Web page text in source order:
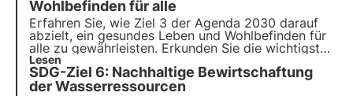
die Rolle der Wirtschaft und innovative Projekte in
diesem Bereich.
Wohlbefinden für alle
Erfahren Sie, wie Ziel 3 der Agenda 2030 darauf
abzielt, ein gesundes Leben und Wohlbefinden für
alle zu gewährleisten. Erkunden Sie die wichtigsten
Ziele und Herausforderungen, wie Italien sich auf
die Erreichung dieser Ziele zubewegt und wie
Unternehmen zu diesem Ziel beitragen können.
Lesen
SDG-Ziel 6: Nachhaltige Bewirtschaftung
der Wasserressourcen